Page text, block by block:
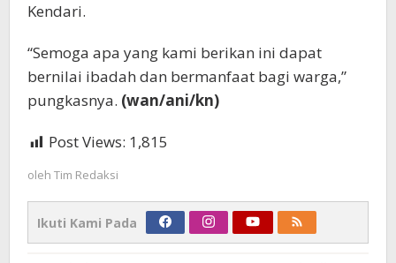
Kendari.
“Semoga apa yang kami berikan ini dapat
bernilai ibadah dan bermanfaat bagi warga,”
pungkasnya. (wan/ani/kn)
Post Views: 1,815
oleh Tim Redaksi
Ikuti Kami Pada